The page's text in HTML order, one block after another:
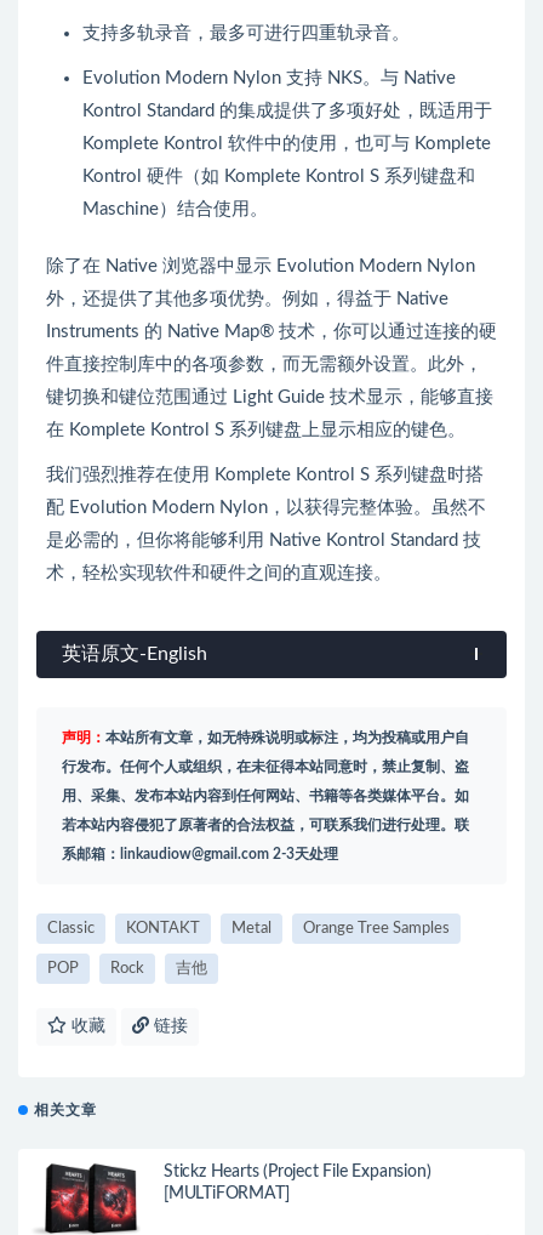
支持多轨录音，最多可进行四重轨录音。
Evolution Modern Nylon 支持 NKS。与 Native
Kontrol Standard 的集成提供了多项好处，既适用于
Komplete Kontrol 软件中的使用，也可与 Komplete
Kontrol 硬件（如 Komplete Kontrol S 系列键盘和
Maschine）结合使用。
除了在 Native 浏览器中显示 Evolution Modern Nylon
外，还提供了其他多项优势。例如，得益于 Native
Instruments 的 Native Map® 技术，你可以通过连接的硬
件直接控制库中的各项参数，而无需额外设置。此外，
键切换和键位范围通过 Light Guide 技术显示，能够直接
在 Komplete Kontrol S 系列键盘上显示相应的键色。
我们强烈推荐在使用 Komplete Kontrol S 系列键盘时搭
配 Evolution Modern Nylon，以获得完整体验。虽然不
是必需的，但你将能够利用 Native Kontrol Standard 技
术，轻松实现软件和硬件之间的直观连接。
英语原文-English
声明： 本站所有文章，如无特殊说明或标注，均为投稿或用户自
行发布。任何个人或组织，在未征得本站同意时，禁止复制、盗
用、采集、发布本站内容到任何网站、书籍等各类媒体平台。如
若本站内容侵犯了原著者的合法权益，可联系我们进行处理。联
系邮箱： linkaudiow@gmail.com 2-3天处理
Classic KONTAKT Metal Orange Tree Samples
POP Rock 吉他
收藏 链接
相关文章
Stickz Hearts (Project File Expansion)
[MULTiFORMAT]